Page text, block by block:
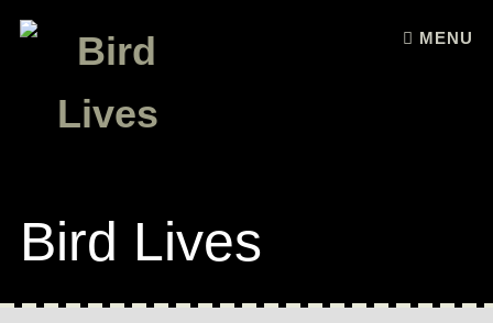
MENU
Skip to content
Bird Lives